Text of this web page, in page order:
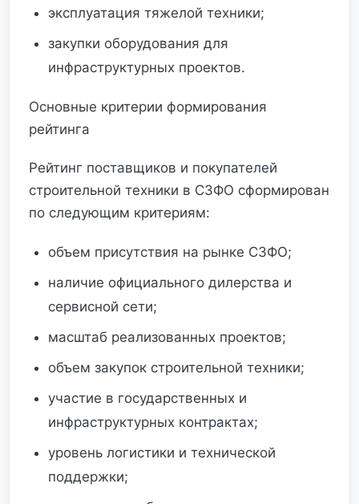
эксплуатация тяжелой техники;
закупки оборудования для
инфраструктурных проектов.
Основные критерии формирования
рейтинга
Рейтинг поставщиков и покупателей
строительной техники в СЗФО сформирован
по следующим критериям:
объем присутствия на рынке СЗФО;
наличие официального дилерства и
сервисной сети;
масштаб реализованных проектов;
объем закупок строительной техники;
участие в государственных и
инфраструктурных контрактах;
уровень логистики и технической
поддержки;